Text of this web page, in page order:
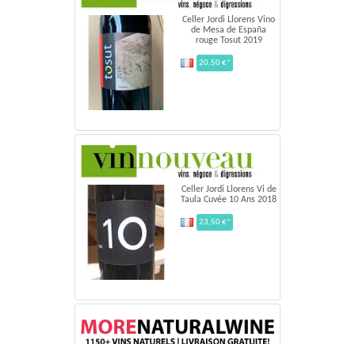
Celler Jordi Llorens Vino
de Mesa de España
rouge Tosut 2019
20,50 €*
Celler Jordi Llorens Vi de
Taula Cuvée 10 Ans 2018
23,50 €*